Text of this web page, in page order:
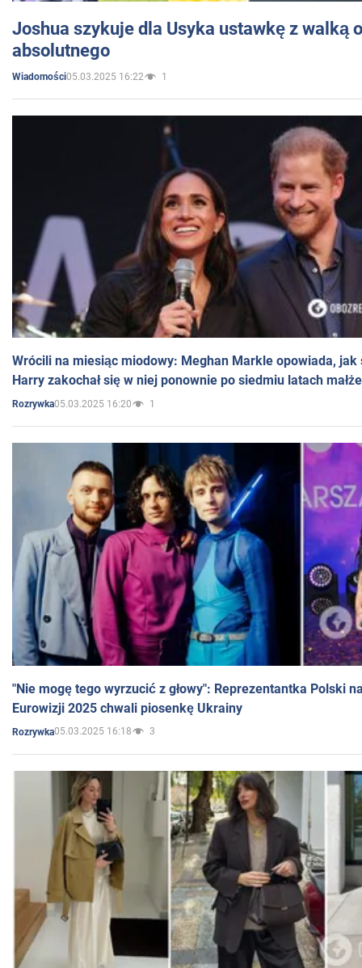
Joshua szykuje dla Usyka ustawkę z walką
absolutnego
Wiadomości05.03.2025 16:22 1
Wrócili na miesiąc miodowy: Meghan Markle opowiada, jak
Harry zakochał się w niej ponownie po siedmiu latach
Rozrywka05.03.2025 16:20 1
"Nie mogę tego wyrzucić z głowy": Reprezentantka Polski
Eurowizji 2025 chwali piosenkę Ukrainy
Rozrywka05.03.2025 16:18 3